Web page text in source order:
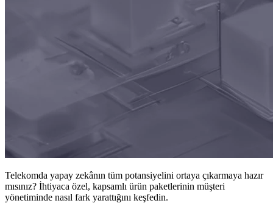
Telekomda yapay zekânın tüm potansiyelini ortaya çıkarmaya hazır
mısınız? İhtiyaca özel, kapsamlı ürün paketlerinin müşteri
yönetiminde nasıl fark yarattığını keşfedin.